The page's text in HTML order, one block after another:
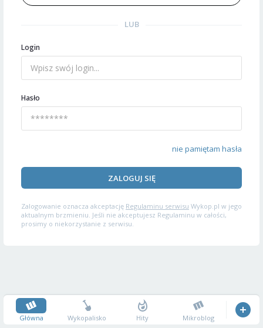
LUB
Login
Hasło
nie pamiętam hasła
ZALOGUJ SIĘ
Zalogowanie oznacza akceptację Regulaminu serwisu Wykop.pl w jego
aktualnym brzmieniu. Jeśli nie akceptujesz Regulaminu w całości,
prosimy o niekorzystanie z serwisu.
Główna Wykopalisko Hity Mikroblog